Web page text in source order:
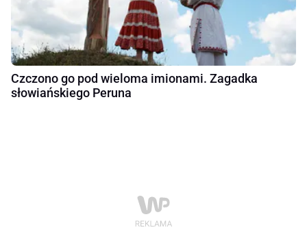
Czczono go pod wieloma imionami. Zagadka
słowiańskiego Peruna